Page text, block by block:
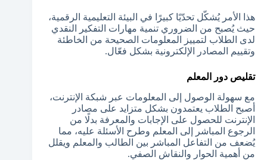
هذا الأمر يُشكّل تحدّيًا كبيرًا في البيئة التعليمية الرقمية،
حيث يُصبح من الضروري تنمية مهارات التفكير النقدي
لدى الطلاب لتمييز المعلومات الصحيحة من الخاطئة
وتقييم المصادر الإلكترونية بشكل فعّال.
تقليص دور المعلم
مع سهولة الوصول إلى المعلومات عبر شبكة الإنترنت،
أصبح الطلاب يعتمدون بشكل متزايد على مصادر
الإنترنت للحصول على الإجابات والمعرفة بدلًا من
الرجوع المباشر إلى المعلم وطرح الأسئلة عليه، مما
يُضعف من التفاعل المباشر بين الطالب والمعلم ويقلل
من أهمية الحوار والنقاش الصفي.